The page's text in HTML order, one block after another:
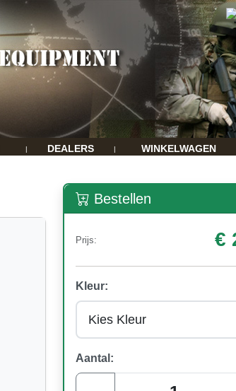
| DEALERS | WINKELWAGEN
Bestellen
Prijs: €
Kleur:
Aantal: